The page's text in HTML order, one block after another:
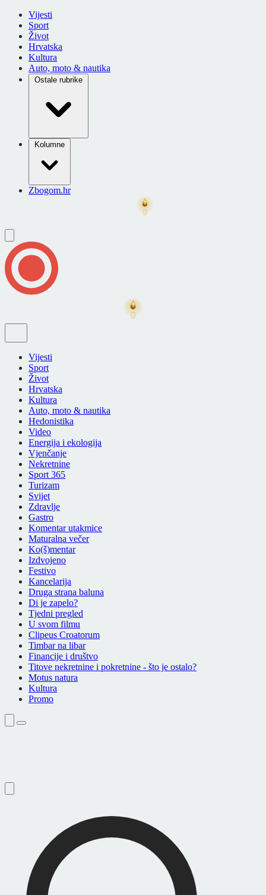
Vijesti
Sport
Život
Hrvatska
Kultura
Auto, moto & nautika
Ostale rubrike
Kolumne
Zbogom.hr
Vijesti
Sport
Život
Hrvatska
Kultura
Auto, moto & nautika
Hedonistika
Video
Energija i ekologija
Vjenčanje
Nekretnine
Sport 365
Turizam
Svijet
Zdravlje
Gastro
Komentar utakmice
Maturalna večer
Ko(š)mentar
Izdvojeno
Festivo
Kancelarija
Druga strana baluna
Di je zapelo?
Tjedni pregled
U svom filmu
Clipeus Croatorum
Timbar na libar
Financije i društvo
Titove nekretnine i pokretnine - što je ostalo?
Motus natura
Kultura
Promo